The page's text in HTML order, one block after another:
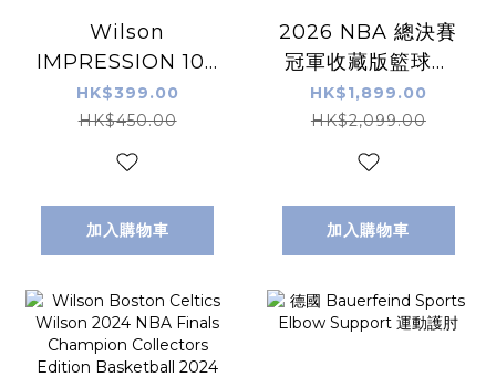
Wilson
IMPRESSION 100
BASKETBALL 7號
籃球
HK$399.00
HK$450.00
加入購物車
2026 NBA 總決賽
冠軍收藏版籃球套
裝 7號籃球 2026
NBA Finals
Championship
New York Knicks
全球限量300個
HK$1,899.00
HK$2,099.00
加入購物車